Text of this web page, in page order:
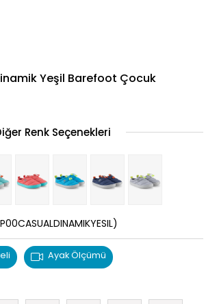
Yeşil Barefoot Çocuk
Renk Seçenekleri
Ayak Ölçümü